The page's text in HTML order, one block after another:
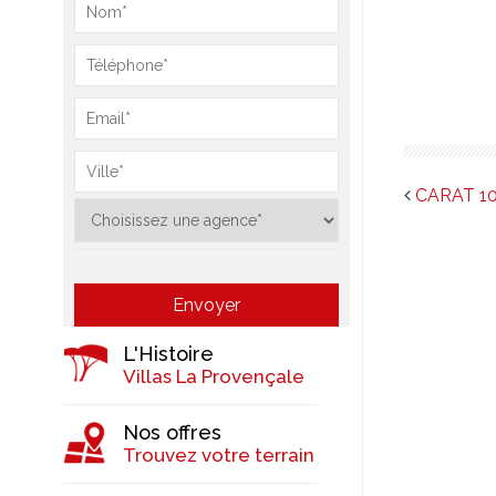
CARAT
L'Histoire
Villas La Provençale
Nos offres
Trouvez votre terrain